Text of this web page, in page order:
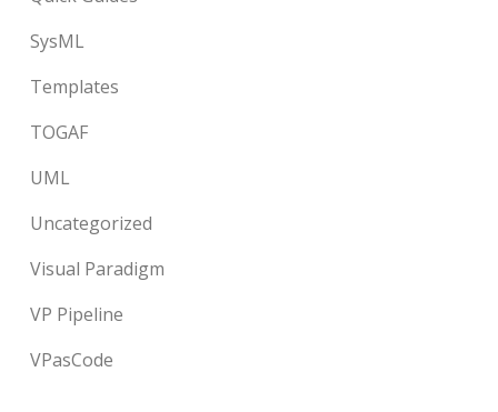
SysML
Templates
TOGAF
UML
Uncategorized
Visual Paradigm
VP Pipeline
VPasCode